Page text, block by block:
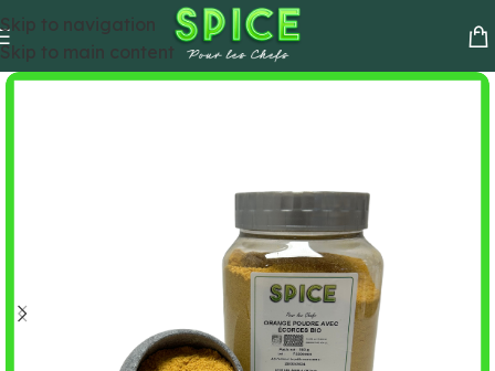
Skip to navigation
Skip to main content